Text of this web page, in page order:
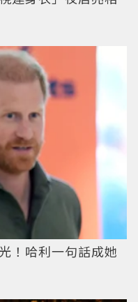
！哈利一句話成她